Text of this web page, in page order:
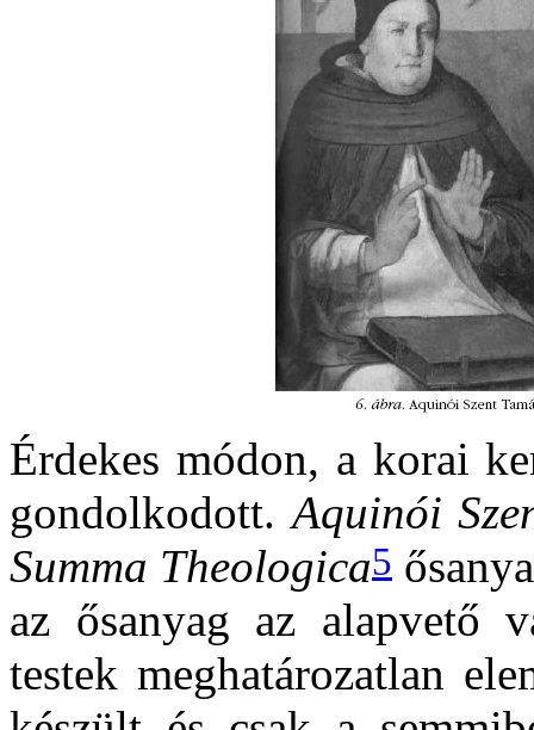
Érdekes módon, a korai
gondolkodott.Aquinói
Summa Theologica5
az ősanyag az alapvető
testek meghatározatlan